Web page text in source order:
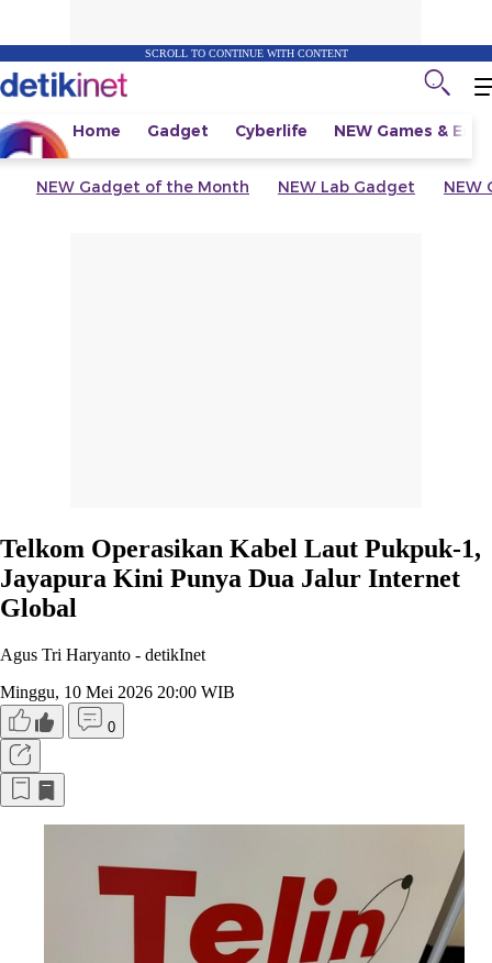
SCROLL TO CONTINUE WITH CONTENT
Home Gadget Cyberlife NEW Games &
NEW Gadget of the Month NEW Lab Gadget NEW
Telkom Operasikan Kabel Laut Pukpuk-1,
Jayapura Kini Punya Dua Jalur Internet
Global
Agus Tri Haryanto - detikInet
Minggu, 10 Mei 2026 20:00 WIB
0